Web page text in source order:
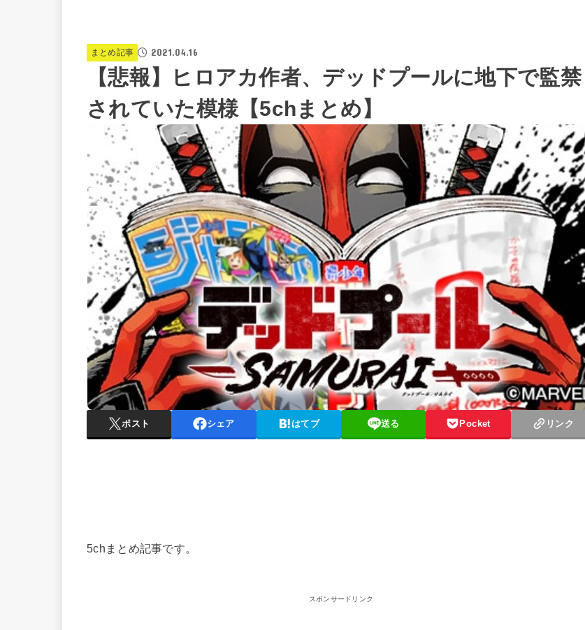
まとめ記事 2021.04.16
【悲報】ヒロアカ作者、デッドプールに地下で監禁
されていた模様【5chまとめ】
ポスト シェア はてブ 送る Pocket リンク
5chまとめ記事です。
スポンサードリンク